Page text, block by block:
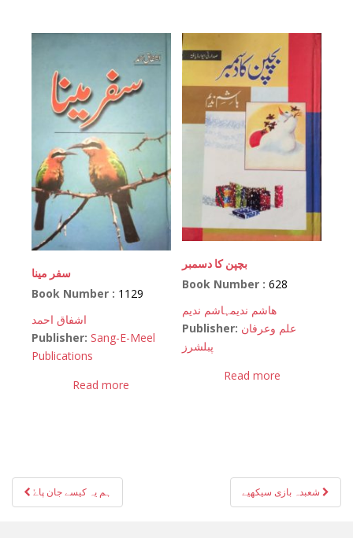
سفر مینا
Book Number : 1129
اشفاق احمد
Publisher: Sang-E-Meel
Publications
Read more
بچپن کا دسمبر
Book Number :628
ھاشم ندیمہاشم ندیم
Publisher: علم وعرفان
پبلشرز
Read more
Post
navigation
ہم یہ کیسے جان پاےٗ